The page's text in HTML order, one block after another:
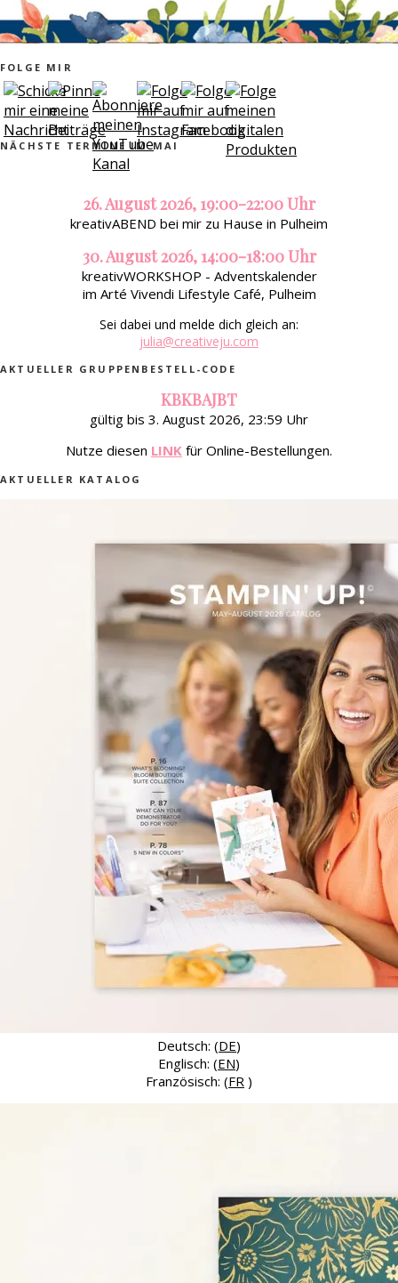
FOLGE MIR
NÄCHSTE TERMINE IM MAI
26. August 2026, 19:00-22:00 Uhr
kreativABEND bei mir zu Hause in Pulheim
30. August 2026, 14:00-18:00 Uhr
kreativWORKSHOP - Adventskalender
im Arté Vivendi Lifestyle Café, Pulheim
Sei dabei und melde dich gleich an:
julia@creativeju.com
AKTUELLER GRUPPENBESTELL-CODE
KBKBAJBT
gültig bis 3. August 2026, 23:59 Uhr
Nutze diesen LINK für Online-Bestellungen.
AKTUELLER KATALOG
Deutsch: (DE)
Englisch: (EN)
Französisch: (FR )